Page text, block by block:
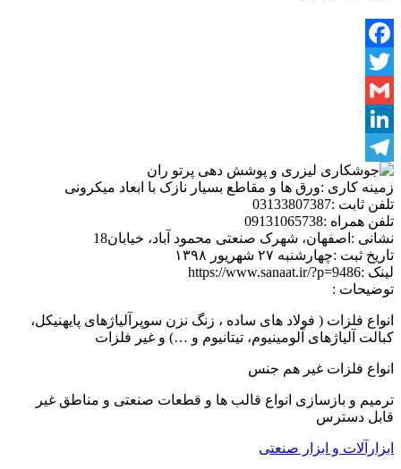
Facebook
Twitter
Gmail
LinkedIn
Telegram
زمینه کاری :ورق ها و مقاطع بسیار نازک با ابعاد میکرونی
تلفن ثابت :03133807387
تلفن همراه :09131065738
نشانی : اصفهان، شهرک صنعتی محمود آباد، خیابان18
تاریخ ثبت :چهارشنبه ۲۷ شهریور ۱۳۹۸
لینک :https://www.sanaat.ir/?p=9486
توضیحات :
انواع فلزات ( فولاد های ساده ، زنگ نزن سوپرآلیاژهای پایهنیکل،
کبالت آلیاژهای آلومینیوم، تیتانیوم و …) و غیر فلزات
انواع فلزات غیر هم جنس
ترمیم و بازسازی انواع قالب ها و قطعات صنعتی و مناطق غیر
قابل دسترس
ابزارآلات و ابزار صنعتی